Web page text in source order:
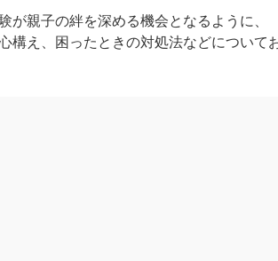
親子の絆を深める機会となるように、
え、困ったときの対処法などについて